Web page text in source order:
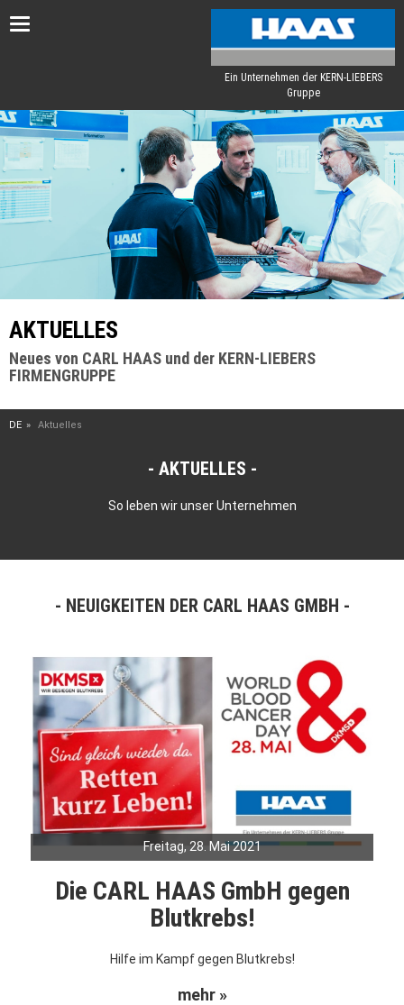
Toggle
Ein Unternehmen der KERN-LIEBERS
Gruppe
AKTUELLES
Neues von CARL HAAS und der KERN-LIEBERS
FIRMENGRUPPE
DE Aktuelles
AKTUELLES
So leben wir unser Unternehmen
NEUIGKEITEN DER CARL HAAS GMBH
Freitag, 28. Mai 2021
Die CARL HAAS GmbH gegen
Blutkrebs!
Hilfe im Kampf gegen Blutkrebs!
mehr »